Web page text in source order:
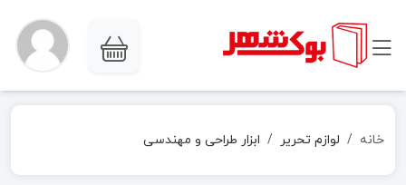
خانه لوازم تحریر ابزار طراحی و مهندسی